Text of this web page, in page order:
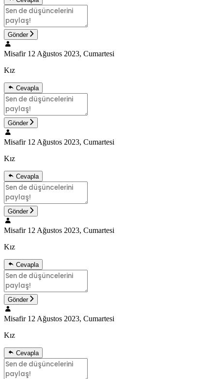
Gönder
Misafir 12 Ağustos 2023, Cumartesi
Kız
Cevapla
Gönder
Misafir 12 Ağustos 2023, Cumartesi
Kız
Cevapla
Gönder
Misafir 12 Ağustos 2023, Cumartesi
Kız
Cevapla
Gönder
Misafir 12 Ağustos 2023, Cumartesi
Kız
Cevapla